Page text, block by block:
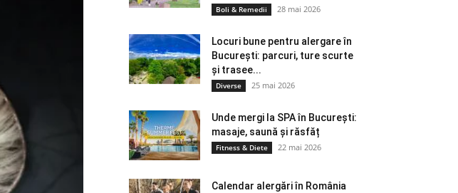
Boli & Remedii 28 mai 2026
Locuri bune pentru alergare în
București: parcuri, ture scurte
și trasee...
Diverse 25 mai 2026
Unde mergi la SPA în București:
masaje, saună și răsfăț
Fitness & Diete 22 mai 2026
Calendar alergări în România